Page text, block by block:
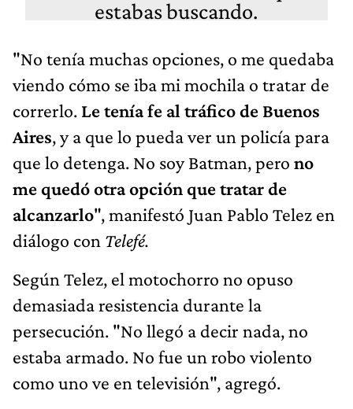
"No tenía muchas opciones, o me quedaba
viendo cómo se iba mi mochila o tratar de
correrlo. Le tenía fe al tráfico de Buenos
Aires, y a que lo pueda ver un policía para
que lo detenga. No soy Batman, pero no
me quedó otra opción que tratar de
alcanzarlo", manifestó Juan Pablo Telez en
diálogo con Telefé.
Según Telez, el motochorro no opuso
demasiada resistencia durante la
persecución. "No llegó a decir nada, no
estaba armado. No fue un robo violento
como uno ve en televisión", agregó.